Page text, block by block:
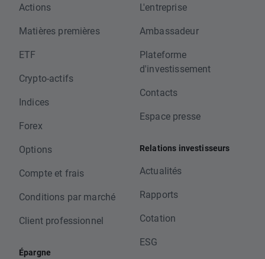
Actions
Matières premières
ETF
Crypto-actifs
Indices
Forex
Options
Compte et frais
Conditions par marché
Client professionnel
Épargne
L'entreprise
Ambassadeur
Plateforme
d'investissement
Contacts
Espace presse
Relations investisseurs
Actualités
Rapports
Cotation
ESG